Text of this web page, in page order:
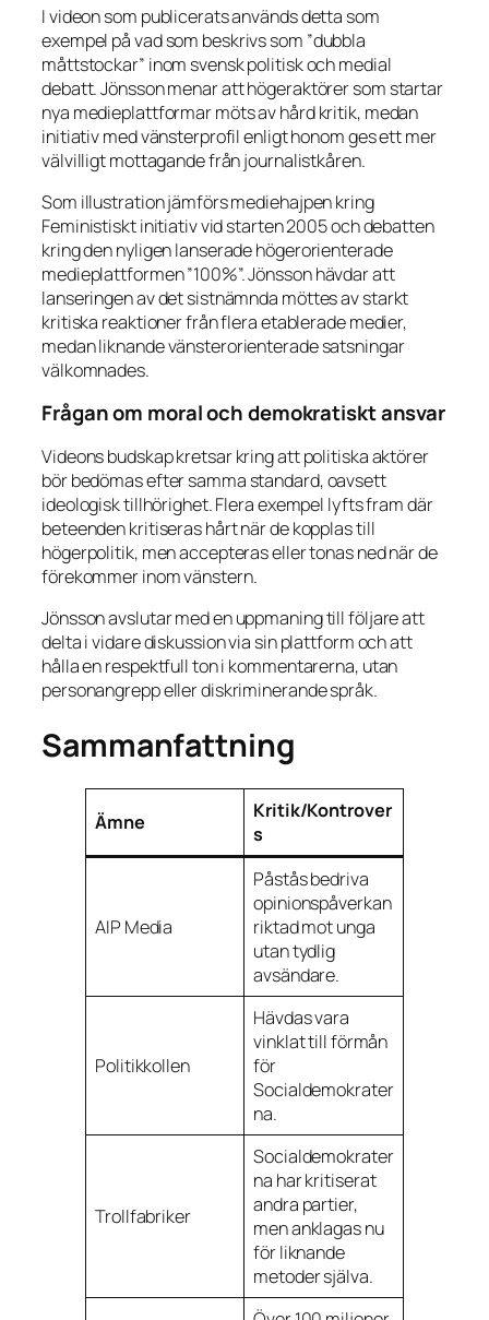
I videon som publicerats används detta som
exempel på vad som beskrivs som ”dubbla
måttstockar” inom svensk politisk och medial
debatt. Jönsson menar att högeraktörer som startar
nya medieplattformar möts av hård kritik, medan
initiativ med vänsterprofil enligt honom ges ett mer
välvilligt mottagande från journalistkåren.
Som illustration jämförs mediehajpen kring
Feministiskt initiativ vid starten 2005 och debatten
kring den nyligen lanserade högerorienterade
medieplattformen ”100%”. Jönsson hävdar att
lanseringen av det sistnämnda möttes av starkt
kritiska reaktioner från flera etablerade medier,
medan liknande vänsterorienterade satsningar
välkomnades.
Frågan om moral och demokratiskt ansvar
Videons budskap kretsar kring att politiska aktörer
bör bedömas efter samma standard, oavsett
ideologisk tillhörighet. Flera exempel lyfts fram där
beteenden kritiseras hårt när de kopplas till
högerpolitik, men accepteras eller tonas ned när de
förekommer inom vänstern.
Jönsson avslutar med en uppmaning till följare att
delta i vidare diskussion via sin plattform och att
hålla en respektfull ton i kommentarerna, utan
personangrepp eller diskriminerande språk.
Sammanfattning
Ämne
Kritik/Kontrover
s
AIP Media
Påstås bedriva
opinionspåverkan
riktad mot unga
utan tydlig
avsändare.
Politikkollen
Hävdas vara
vinklat till förmån
för
Socialdemokrater
na.
Trollfabriker
Socialdemokrater
na har kritiserat
andra partier,
men anklagas nu
för liknande
metoder själva.